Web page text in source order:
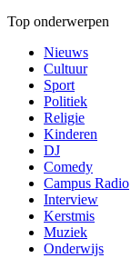
Top onderwerpen
Nieuws
Cultuur
Sport
Politiek
Religie
Kinderen
DJ
Comedy
Campus Radio
Interview
Kerstmis
Muziek
Onderwijs